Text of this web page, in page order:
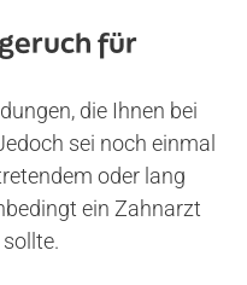
für
die Ihnen bei
sei noch einmal
oder lang
ein Zahnarzt